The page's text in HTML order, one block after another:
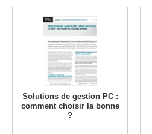
Solutions de gestion PC :
comment choisir la bonne
?